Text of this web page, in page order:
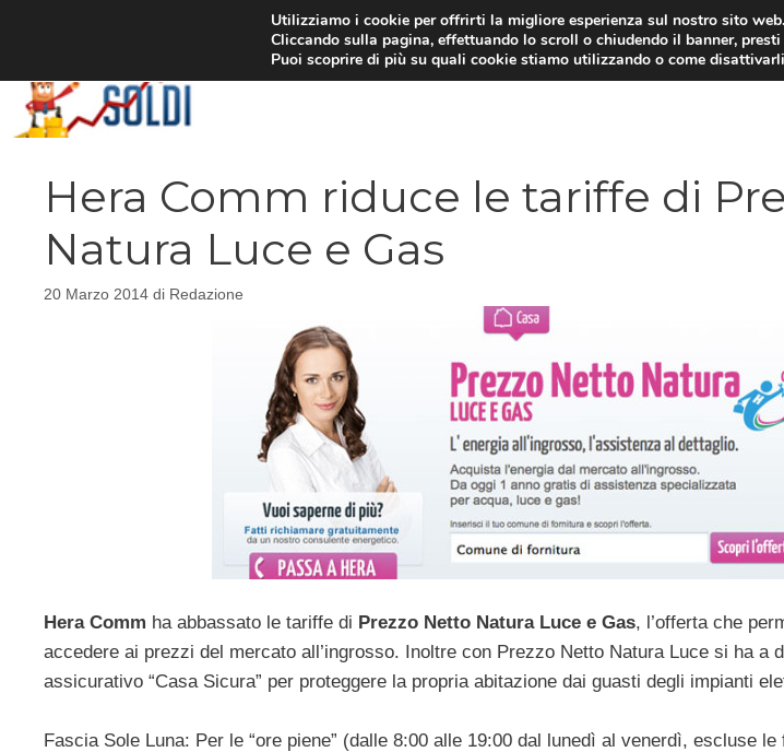
Hera Comm riduce le tariffe di
Natura Luce e Gas
20 Marzo 2014 di Redazione
Hera Comm ha abbassato le tariffe di Prezzo Netto Natura Luce e Gas, l’offerta che
accedere ai prezzi del mercato all’ingrosso. Inoltre con Prezzo Netto Natura Luce si ha a
assicurativo “Casa Sicura” per proteggere la propria abitazione dai guasti degli impianti
Fascia Sole Luna: Per le “ore piene” (dalle 8:00 alle 19:00 dal lunedì al venerdì, escluse
Utilizziamo i cookie per offrirti la migliore esperienza sul nostro sito web.
Cliccando sulla pagina, effettuando lo scroll o chiudendo il banner,
Puoi scoprire di più su quali cookie stiamo utilizzando o come